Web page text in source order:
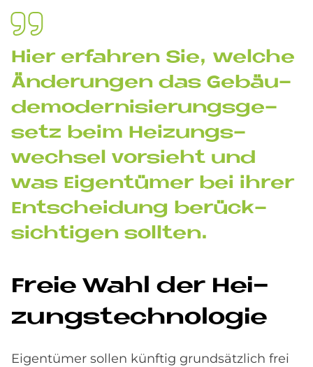
Hier er­fah­ren Sie, wel­che
Än­de­run­gen das Ge­bäu­
de­mo­der­ni­sie­rungs­ge­
se­tz beim Hei­zungs­
wech­sel vor­sieht und
was Ei­gen­tü­mer bei ih­rer
Ent­schei­dung be­rück­
sich­ti­gen soll­ten.
Freie Wahl der Hei­
zungs­tech­no­lo­gie
Eigentümer sollen künftig grundsätzlich frei